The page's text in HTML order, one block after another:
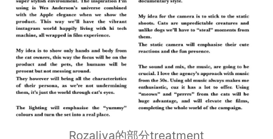
Rozaliya的部分treatment